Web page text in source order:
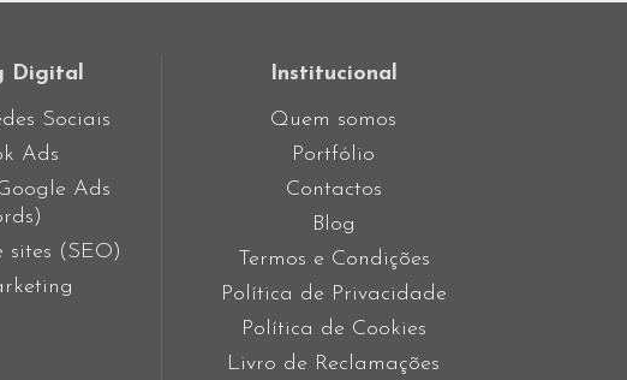
Digital
Sociais
Ads
Ads
sites (SEO)
Institucional
Quem somos
Portfólio
Contactos
Blog
Termos e Condições
Política de Privacidade
Política de Cookies
Livro de Reclamações